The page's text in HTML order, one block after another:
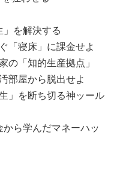
を解決する
「寝床」に課金せよ
「知的生産拠点」
部屋から脱出せよ
」を断ち切る神ッール
ら学んだマネーハッ